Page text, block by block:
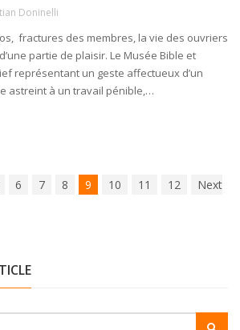
Doninelli
fractures des membres, la vie des ouvriers
partie de plaisir. Le Musée Bible et
représentant un geste affectueux d’un
astreint à un travail pénible,…
6 7 8 9 10 11 12
Next